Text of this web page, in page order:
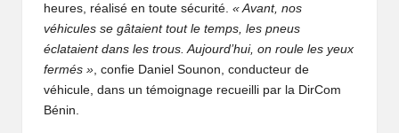
heures, réalisé en toute sécurité. « Avant, nos
véhicules se gâtaient tout le temps, les pneus
éclataient dans les trous. Aujourd’hui, on roule les yeux
fermés » , confie Daniel Sounon, conducteur de
véhicule, dans un témoignage recueilli par la DirCom
Bénin.